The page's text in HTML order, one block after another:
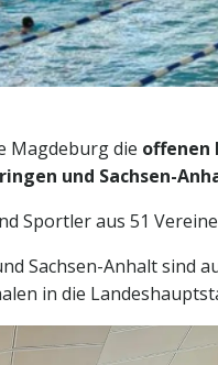
Magdeburg die offenen
und Sachsen-
Sportler aus 51
Sachsen-Anhalt sind
in die